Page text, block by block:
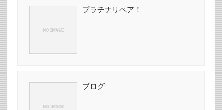
プラチナリペア！
ブログ